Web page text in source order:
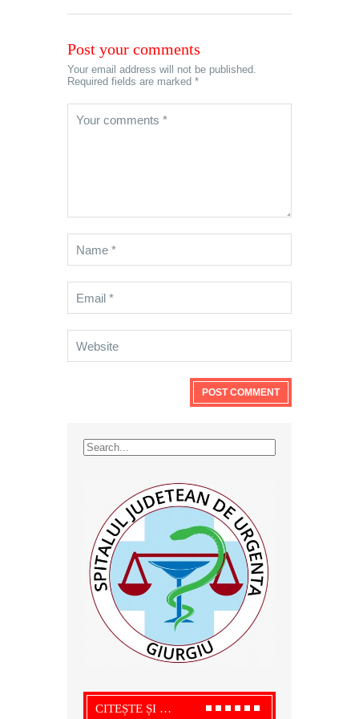
Post your comments
Your email address will not be published.
Required fields are marked *
CITEȘTE ȘI …